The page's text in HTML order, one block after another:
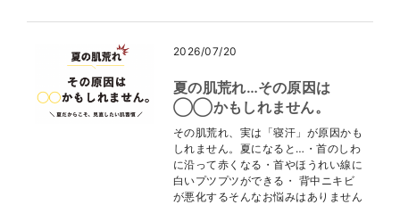
2026/07/20
夏の肌荒れ…その原因は
◯◯かもしれません。
その肌荒れ、実は「寝汗」が原因かも
しれません。夏になると…・首のしわ
に沿って赤くなる・首やほうれい線に
白いプツプツができる・ 背中ニキビ
が悪化するそんなお悩みはありません